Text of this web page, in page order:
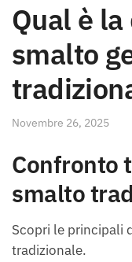
Qual è
smalto
Novembre 26, 2025
Confronto
smalto
Scopri le principali
tradizionale.